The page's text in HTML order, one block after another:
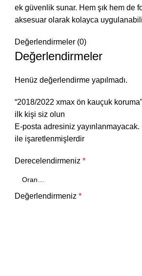
ek güvenlik sunar. Hem şık hem de
aksesuar olarak kolayca
Değerlendirmeler (0)
Değerlendirmeler
Henüz değerlendirme yapılmadı.
“2018/2022 xmax ön kauçuk
ilk kişi siz olun
E-posta adresiniz yayınlanmayacak.
ile işaretlenmişlerdir
Derecelendirmeniz *
Değerlendirmeniz *